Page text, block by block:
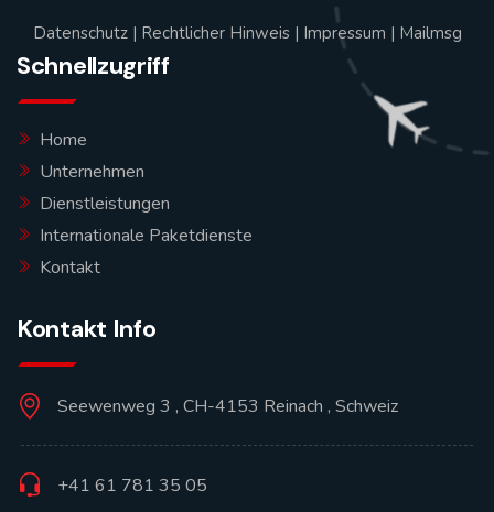
Datenschutz| Rechtlicher Hinweis| Impressum | Mailmsg
Schnellzugriff
Home
Unternehmen
Dienstleistungen
Internationale Paketdienste
Kontakt
Kontakt Info
Seewenweg 3 , CH-4153 Reinach , Schweiz
+41 61 781 35 05